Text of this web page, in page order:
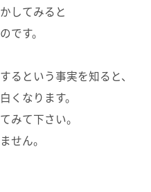
してみると
です。
るという事実を知ると、
くなります。
みて下さい。
せん。